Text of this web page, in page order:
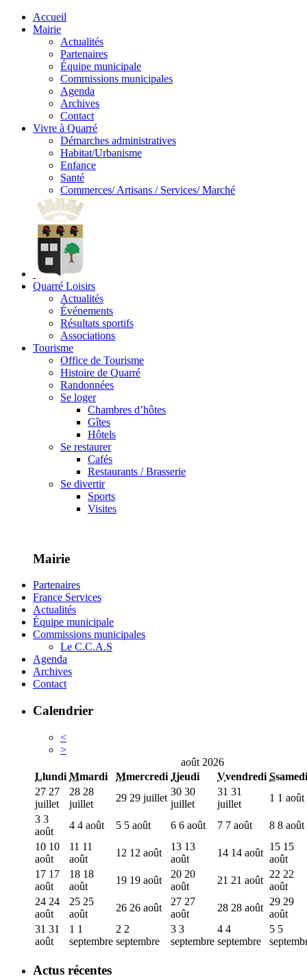
Accueil
Mairie
Actualités
Partenaires
Équipe municipale
Commissions municipales
Agenda
Archives
Contact
Vivre à Quarré
Démarches administratives
Habitat/Urbanisme
Enfance
Santé
Commerces/ Artisans / Services/ Marché
Quarré Loisirs
Actualités
Événements
Résultats sportifs
Associations
Tourisme
Office de Tourisme
Histoire de Quarré
Randonnées
Se loger
Chambres d’hôtes
Gîtes
Hôtels
Se restaurer
Cafés
Restaurants / Brasserie
Se divertir
Sports
Visites
Mairie
Partenaires
France Services
Actualités
Équipe municipale
Commissions municipales
Le C.C.A.S
Agenda
Archives
Contact
Calendrier
<
>
août 2026
Llundi Mmardi Mmercredi Jjeudi Vvendredi Ssamedi
27 27
juillet
28 28
juillet
29 29 juillet
30 30
juillet
31 31
juillet
1 1 août
3 3
août
4 4 août 5 5 août 6 6 août 7 7 août 8 8 août
10 10
août
11 11
août
12 12 août
13 13
août
14 14 août
15 15
août
17 17
août
18 18
août
19 19 août
20 20
août
21 21 août
22 22
août
24 24
août
25 25
août
26 26 août
27 27
août
28 28 août
29 29
août
31 31
août
1 1
septembre
2 2
septembre
3 3
septembre
4 4
septembre
5 5
Actus récentes